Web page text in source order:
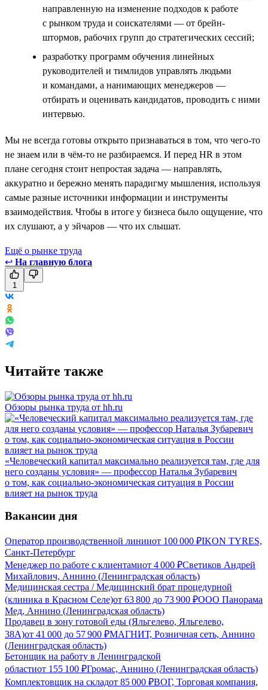
направленную на изменение подходов к работе
с рынком труда и соискателями — от брейн-
штормов, рабочих групп до стратегических сессий;
разработку программ обучения линейных
руководителей и тимлидов управлять людьми
и командами, а нанимающих менеджеров —
отбирать и оценивать кандидатов, проводить с ними
интервью.
Мы не всегда готовы открыто признаваться в том, что чего-то
не знаем или в чём-то не разбираемся. И перед HR в этом
плане сегодня стоит непростая задача — направлять,
аккуратно и бережно менять парадигму мышления, используя
самые разные источники информации и инструменты
взаимодействия. Чтобы в итоге у бизнеса было ощущение, что
их слушают, а у эйчаров — что их слышат.
Ещё о рынке труда
↩ На главную блога
1
Читайте также
Обзоры рынка труда от hh.ru
«Человеческий капитал максимально реализуется там, где для
него созданы условия» — профессор Наталья Зубаревич
о том, как социально-экономическая ситуация в России
влияет на рынок труда
Вакансии дня
Оператор производственной линииот 100 000 ₽IKON TYRES,
Санкт-Петербург
Менеджер по работе с клиентамиот 4 000 ₽Светиков Андрей
Михайлович, Аннино (Ленинградская область)
Медицинская сестра / Медицинский брат процедурной
(клиника в Красном Селе)от 63 800 до 73 900 ₽ООО Панорама
Мед, Аннино (Ленинградская область)
Продавец в зону готовой еды (Яльгелево, Яльгелево,
38А)от 41 000 до 57 900 ₽МАГНИТ, Розничная сеть, Аннино
(Ленинградская область)
Бетонщик на работу в Ленинградской
областиот 155 100 ₽Громас, Аннино (Ленинградская область)
Комплектовщик на складот 85 000 ₽ВОГ, Торговая компания,